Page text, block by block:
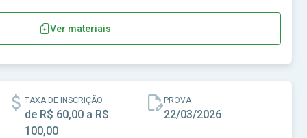
Ver materiais
TAXA DE INSCRIÇÃO
de R$ 60,00 a R$
100,00
PROVA
22/03/2026